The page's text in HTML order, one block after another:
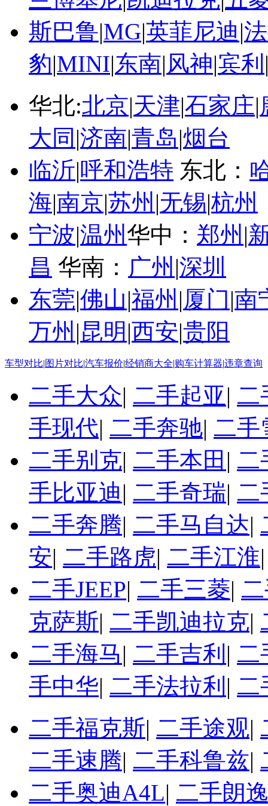
斯巴鲁|MG|英菲尼迪|
豹|MINI|东南|风神|宾利
华北:北京|天津|石家庄|
大同 |济南|青岛|烟台
临沂|呼和浩特 东北：
海|南京|苏州 |无锡|杭州
宁波|温州华中： 郑州 |
昌 华南： 广州 |深圳
东莞|佛山|福州 |厦门|南
万州 |昆明 |西安|贵阳
车型对比|图片对比|汽车报价|经销商大全|购车计算器|违章查询
二手大众| 二手起亚| 二
手现代| 二手奔驰| 二手
二手别克| 二手本田 | 二
手比亚迪| 二手奇瑞| 二
二手奔腾| 二手马自达|
安| 二手路虎| 二手江淮
二手JEEP| 二手三菱|
克萨斯| 二手凯迪拉克|
二手海马| 二手吉利 | 二
手中华| 二手法拉利 | 二
二手福克斯| 二手途观|
二手速腾| 二手科鲁兹|
二手奥迪A4L| 二手朗